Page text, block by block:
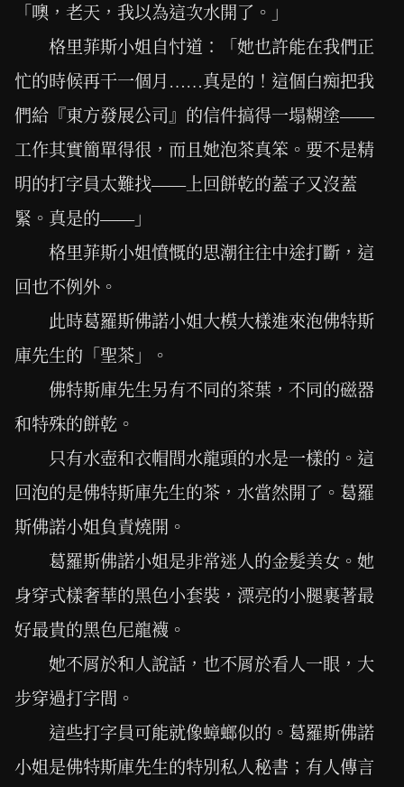
「噢，老天，我以為這次水開了。」
格里菲斯小姐自忖道：「她也許能在我們正
忙的時候再干一個月……真是的！這個白痴把我
們給『東方發展公司』的信件搞得一塌糊塗——
工作其實簡單得很，而且她泡茶真笨。要不是精
明的打字員太難找——上回餅乾的蓋子又沒蓋
緊。真是的——」
格里菲斯小姐憤慨的思潮往往中途打斷，這
回也不例外。
此時葛羅斯佛諾小姐大模大樣進來泡佛特斯
庫先生的「聖茶」。
佛特斯庫先生另有不同的茶葉，不同的磁器
和特殊的餅乾。
只有水壺和衣帽間水龍頭的水是一樣的。這
回泡的是佛特斯庫先生的茶，水當然開了。葛羅
斯佛諾小姐負責燒開。
葛羅斯佛諾小姐是非常迷人的金髮美女。她
身穿式樣奢華的黑色小套裝，漂亮的小腿裹著最
好最貴的黑色尼龍襪。
她不屑於和人說話，也不屑於看人一眼，大
步穿過打字間。
這些打字員可能就像蟑螂似的。葛羅斯佛諾
小姐是佛特斯庫先生的特別私人秘書；有人傳言